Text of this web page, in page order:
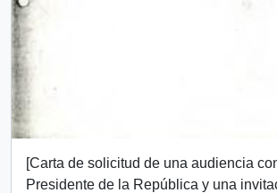
[Carta de solicitud de una audiencia
Presidente de la República y una